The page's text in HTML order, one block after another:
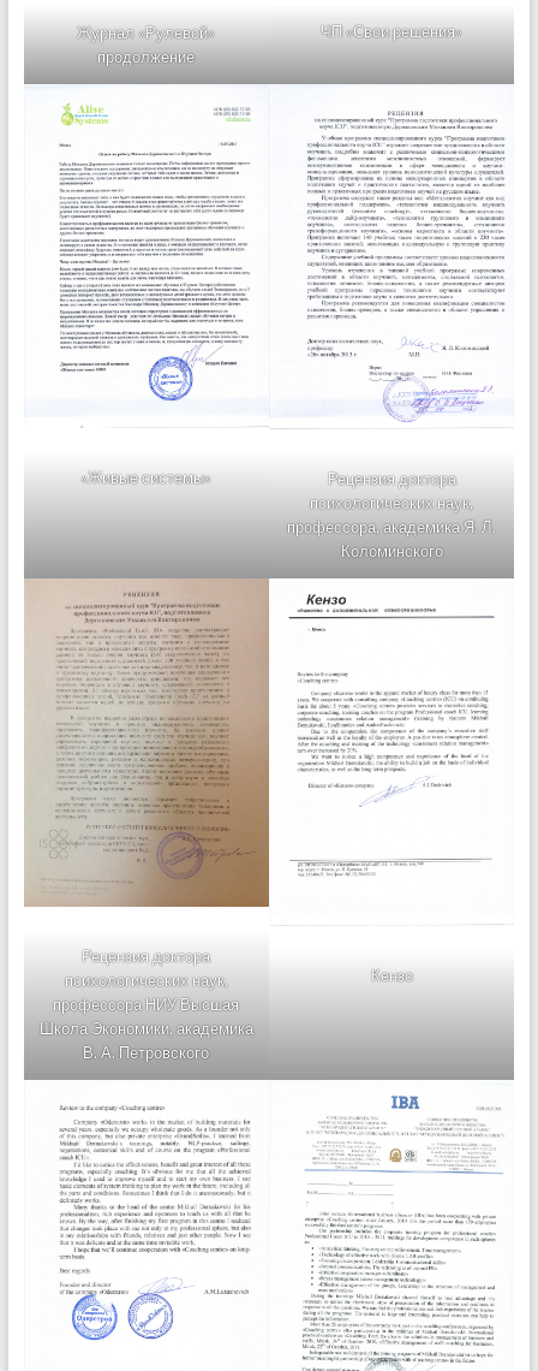
Журнал «Рулевой»
продолжение
ЧП «Свои решения»
«Живые системы»
Рецензия доктора
психологических наук,
профессора, академика Я. Л.
Коломинского
Рецензия доктора
психологических наук,
профессора НИУ Высшая
Школа Экономики, академика
В. А. Петровского
Кензо